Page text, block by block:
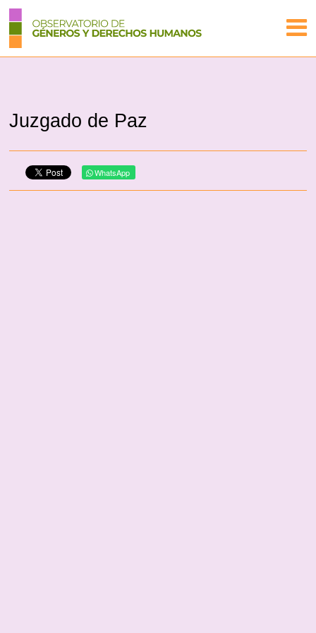
Juzgado de Paz
WhatsApp